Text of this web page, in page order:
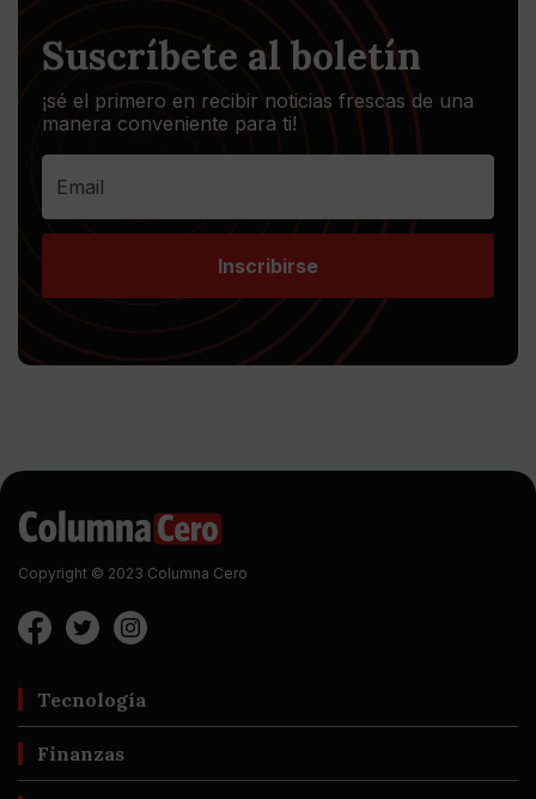
Suscríbete al boletín
¡sé el primero en recibir noticias frescas de una
manera conveniente para ti!
Inscribirse
Copyright © 2023 Columna Cero
Tecnología
Finanzas